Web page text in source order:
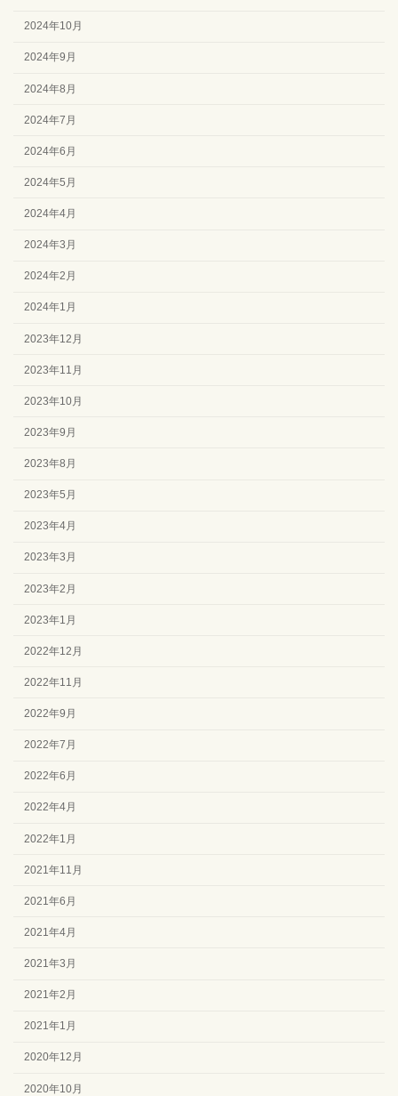
2024年10月
2024年9月
2024年8月
2024年7月
2024年6月
2024年5月
2024年4月
2024年3月
2024年2月
2024年1月
2023年12月
2023年11月
2023年10月
2023年9月
2023年8月
2023年5月
2023年4月
2023年3月
2023年2月
2023年1月
2022年12月
2022年11月
2022年9月
2022年7月
2022年6月
2022年4月
2022年1月
2021年11月
2021年6月
2021年4月
2021年3月
2021年2月
2021年1月
2020年12月
2020年10月